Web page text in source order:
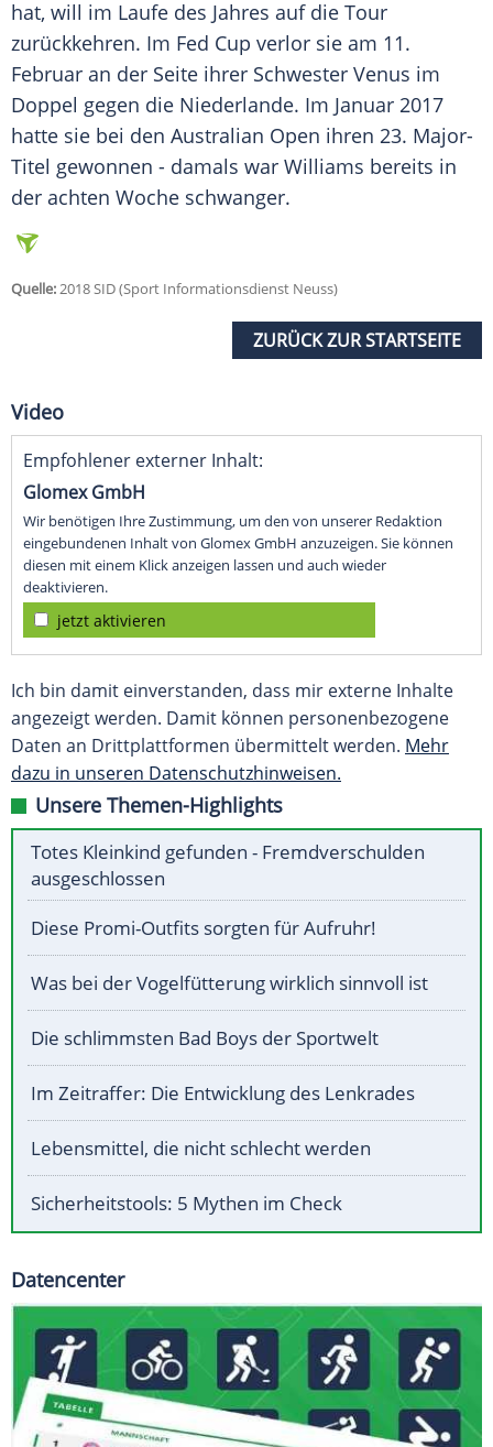
hat, will im Laufe des Jahres auf die Tour
zurückkehren. Im Fed Cup verlor sie am 11.
Februar an der Seite ihrer Schwester Venus im
Doppel gegen die Niederlande. Im Januar 2017
hatte sie bei den Australian Open ihren 23. Major-
Titel gewonnen - damals war Williams bereits in
der achten Woche schwanger.
Quelle:2018 SID (Sport Informationsdienst Neuss)
ZURÜCK ZUR STARTSEITE
Video
Empfohlener externer Inhalt:
Glomex GmbH
Wir benötigen Ihre Zustimmung, um den von unserer Redaktion
eingebundenen Inhalt von Glomex GmbH anzuzeigen. Sie können
diesen mit einem Klick anzeigen lassen und auch wieder
deaktivieren.
jetzt aktivieren
Ich bin damit einverstanden, dass mir externe Inhalte
angezeigt werden. Damit können personenbezogene
Daten an Drittplattformen übermittelt werden. Mehr
dazu in unseren Datenschutzhinweisen.
Unsere Themen-Highlights
Totes Kleinkind gefunden - Fremdverschulden
ausgeschlossen
Diese Promi-Outfits sorgten für Aufruhr!
Was bei der Vogelfütterung wirklich sinnvoll ist
Die schlimmsten Bad Boys der Sportwelt
Im Zeitraffer: Die Entwicklung des Lenkrades
Lebensmittel, die nicht schlecht werden
Sicherheitstools: 5 Mythen im Check
Datencenter